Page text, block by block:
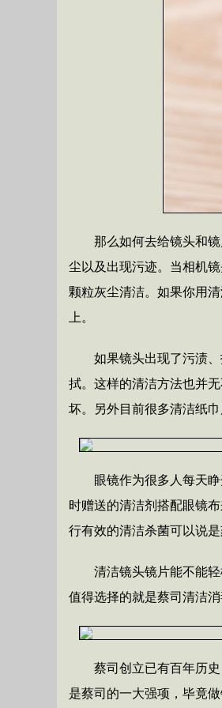
那么如何去给镜头和
尘以及出现污迹。当相机
颗粒灰尘清洁。如果你用
上。
如果镜头出现了污渍
拭。这样的清洁方法也并
坏。另外目前很多清洁纸
眼镜作为很多人每天
时赠送的清洁剂搭配眼镜
行有效的清洁杀菌可以说是
清洁镜头镜片能不能
值得选择的就是蔡司清洁消
蔡司创立已有百年历
是蔡司的一大强项，毕竟